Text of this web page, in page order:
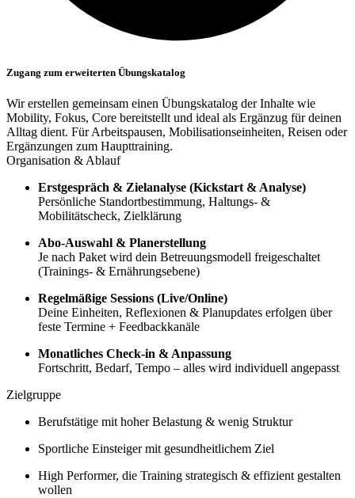
Zugang zum erweiterten Übungskatalog
Wir erstellen gemeinsam einen Übungskatalog der Inhalte wie
Mobility, Fokus, Core bereitstellt und ideal als Ergänzug für deinen
Alltag dient. Für Arbeitspausen, Mobilisationseinheiten, Reisen oder
Ergänzungen zum Haupttraining.
Organisation & Ablauf
Erstgespräch & Zielanalyse (Kickstart & Analyse)
Persönliche Standortbestimmung, Haltungs- &
Mobilitätscheck, Zielklärung
Abo-Auswahl & Planerstellung
Je nach Paket wird dein Betreuungsmodell freigeschaltet
(Trainings- & Ernährungsebene)
Regelmäßige Sessions (Live/Online)
Deine Einheiten, Reflexionen & Planupdates erfolgen über
feste Termine + Feedbackkanäle
Monatliches Check-in & Anpassung
Fortschritt, Bedarf, Tempo – alles wird individuell angepasst
Zielgruppe
Berufstätige mit hoher Belastung & wenig Struktur
Sportliche Einsteiger mit gesundheitlichem Ziel
High Performer, die Training strategisch & effizient gestalten
wollen